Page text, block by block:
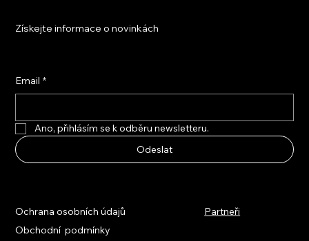
Získejte informace o novinkách
Email *
Ano, přihlásím se k odběru newsletteru.
Odeslat
Ochrana osobních údajů
Obchodní podmínky
Partneři